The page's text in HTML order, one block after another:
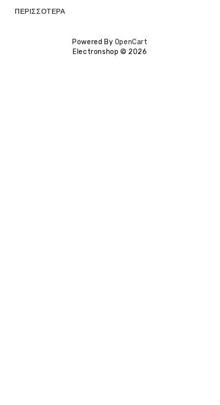
ΠΕΡΙΣΣΌΤΕΡΑ
Powered By OpenCart
Electronshop © 2026